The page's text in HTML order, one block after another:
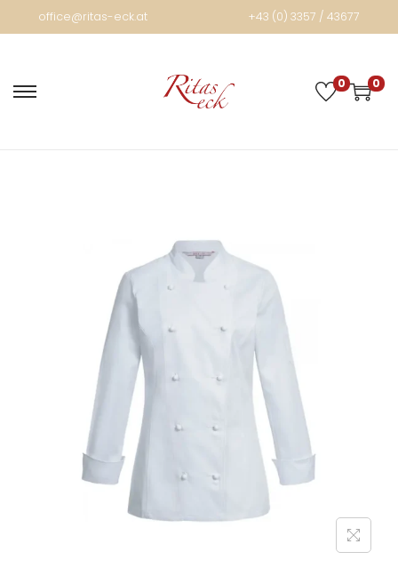
office@ritas-eck.at +43 (0) 3357 / 43677
0 0